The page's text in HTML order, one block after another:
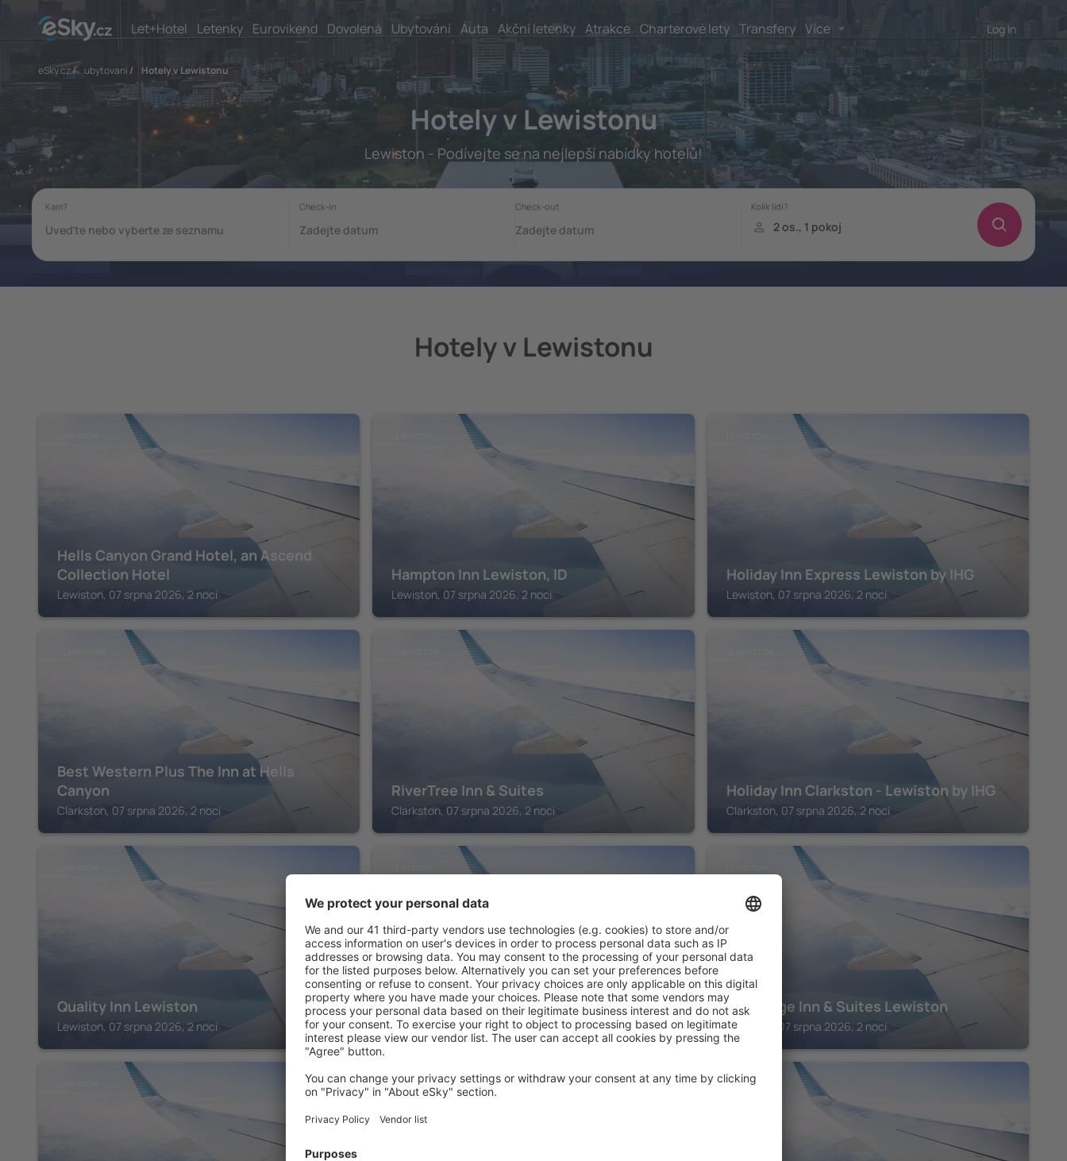
Let+Hotel Letenky Eurovíkend Dovolená Ubytování Auta Akční letenky Atrakce Charterové lety Transfery Více Log in
eSky.cz/ ubytovani / Hotely v Lewistonu
Hotely v Lewistonu
Lewiston - Podívejte se na nejlepší nabídky hotelů!
Hotely v Lewistonu
Hells Canyon Grand Hotel, an Ascend
Collection Hotel
Lewiston, 07 srpna 2026, 2 noci
Hampton Inn Lewiston, ID
Lewiston, 07 srpna 2026, 2 noci
Holiday Inn Express Lewiston by IHG
Lewiston, 07 srpna 2026, 2 noci
Best Western Plus The Inn at Hells
Canyon
Clarkston, 07 srpna 2026, 2 noci
RiverTree Inn & Suites
Clarkston, 07 srpna 2026, 2 noci
Holiday Inn Clarkston - Lewiston by IHG
Clarkston, 07 srpna 2026, 2 noci
Quality Inn Lewiston
Lewiston, 07 srpna 2026, 2 noci
Inn America - Lewiston
Lewiston, 07 srpna 2026, 2 noci
FairBridge Inn & Suites Lewiston
Lewiston, 07 srpna 2026, 2 noci
LEWISTON CLARKSTON